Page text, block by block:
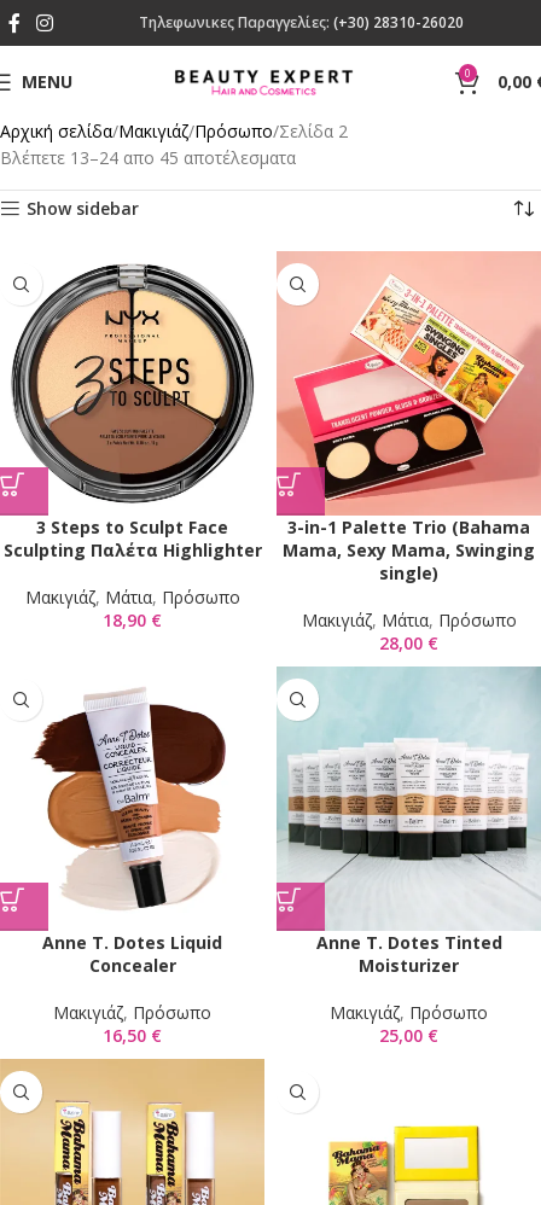
Τηλεφωνικες Παραγγελίες: (+30) 28310-26020
MENU 0 0,00
Αρχική σελίδα Mακιγιάζ Πρόσωπο Σελίδα 2
Βλέπετε 13–24 απο 45 αποτέλεσματα
Show sidebar
3 Steps to Sculpt Face
Sculpting Παλέτα Highlighter
Mακιγιάζ, Μάτια, Πρόσωπο
18,90 €
3-in-1 Palette Trio (Bahama
Mama, Sexy Mama, Swinging
single)
Mακιγιάζ, Μάτια, Πρόσωπο
28,00 €
Anne T. Dotes Liquid
Concealer
Mακιγιάζ, Πρόσωπο
16,50 €
Anne T. Dotes Tinted
Moisturizer
Mακιγιάζ, Πρόσωπο
25,00 €